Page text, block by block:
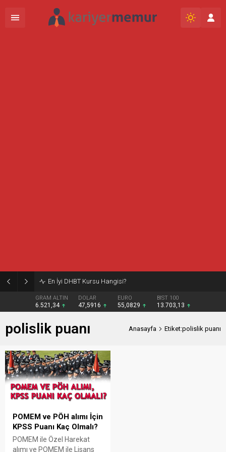
En İyi DHBT Kursu Hangisi?
GRAM ALTIN
6.521,34
DOLAR
47,5916
EURO
55,0829
BIST 100
13.703,13
polislik puanı Anasayfa Etiket:polislik puanı
POMEM ve PÖH alımı İçin
KPSS Puanı Kaç Olmalı?
POMEM ile Özel Harekat
alımı ve POMEM ile Lisans